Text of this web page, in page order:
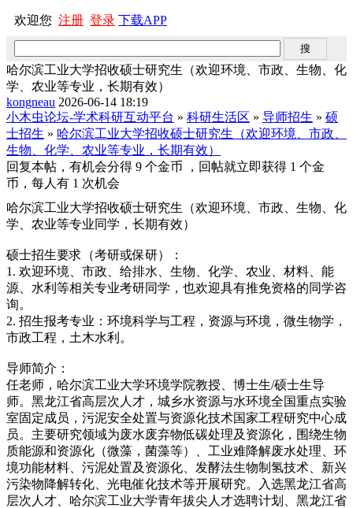
欢迎您 注册 登录 下载APP
哈尔滨工业大学招收硕士研究生（欢迎环境、市政、生物、化
学、农业等专业，长期有效）
kongneau 2026-06-14 18:19
小木虫论坛-学术科研互动平台 » 科研生活区 » 导师招生 » 硕
士招生 » 哈尔滨工业大学招收硕士研究生（欢迎环境、市政、
生物、化学、农业等专业，长期有效）
回复本帖，有机会分得 9 个金币 ，回帖就立即获得 1 个金
币，每人有 1 次机会
哈尔滨工业大学招收硕士研究生（欢迎环境、市政、生物、化
学、农业等专业同学，长期有效）
硕士招生要求（考研或保研）：
1. 欢迎环境、市政、给排水、生物、化学、农业、材料、能
源、水利等相关专业考研同学，也欢迎具有推免资格的同学咨
询。
2. 招生报考专业：环境科学与工程，资源与环境，微生物学，
市政工程，土木水利。
导师简介：
任老师，哈尔滨工业大学环境学院教授、博士生/硕士生导
师。黑龙江省高层次人才，城乡水资源与水环境全国重点实验
室固定成员，污泥安全处置与资源化技术国家工程研究中心成
员。主要研究领域为废水废弃物低碳处理及资源化，围绕生物
质能源和资源化（微藻，菌藻等）、工业难降解废水处理、环
境功能材料、污泥处置及资源化、发酵法生物制氢技术、新兴
污染物降解转化、光电催化技术等开展研究。入选黑龙江省高
层次人才、哈尔滨工业大学青年拔尖人才选聘计划、黑龙江省